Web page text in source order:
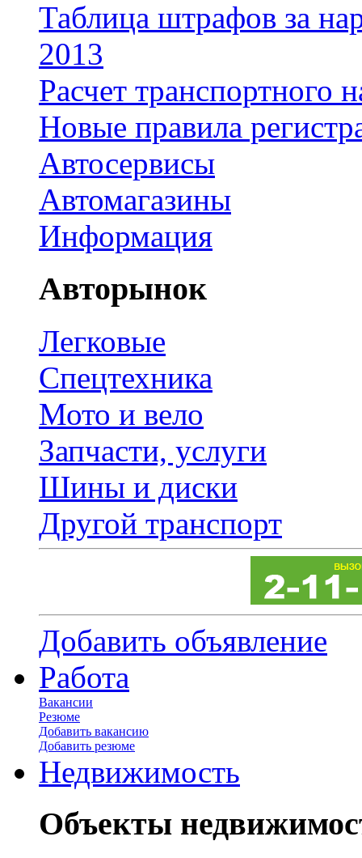
Таблица штрафов за
2013
Расчет транспортного
Новые правила
Автосервисы
Автомагазины
Информация
Авторынок
Легковые
Спецтехника
Мото и вело
Запчасти, услуги
Шины и диски
Другой транспорт
Добавить объявление
Работа
Вакансии
Резюме
Добавить вакансию
Добавить резюме
Недвижимость
Объекты